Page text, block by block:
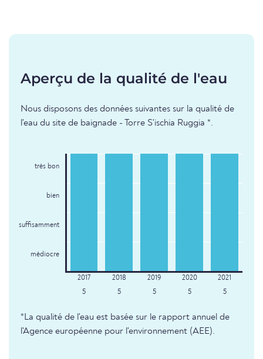
Aperçu de la qualité de l'eau
Nous disposons des données suivantes sur la qualité de
l'eau du site de baignade - Torre S'ischia Ruggia *.
très bon
bien
suffisamment
médiocre
5 5 5 5 5
*La qualité de l'eau est basée sur le rapport annuel de
l'Agence européenne pour l'environnement (AEE).